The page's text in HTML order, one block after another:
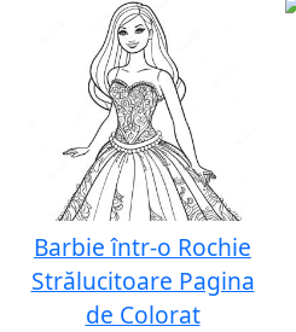
Barbie într-o Rochie
Strălucitoare Pagina
de Colorat